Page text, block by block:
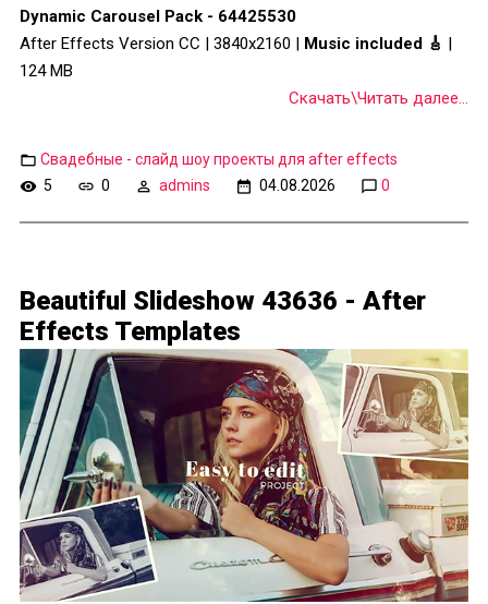
Dynamic Carousel Pack - 64425530
After Effects Version CC | 3840x2160 | Music included 🎸 |
124 MB
Скачать\Читать далее...
Свадебные - слайд шоу проекты для after effects
5
0 admins 04.08.2026 0
Beautiful Slideshow 43636 - After
Effects Templates